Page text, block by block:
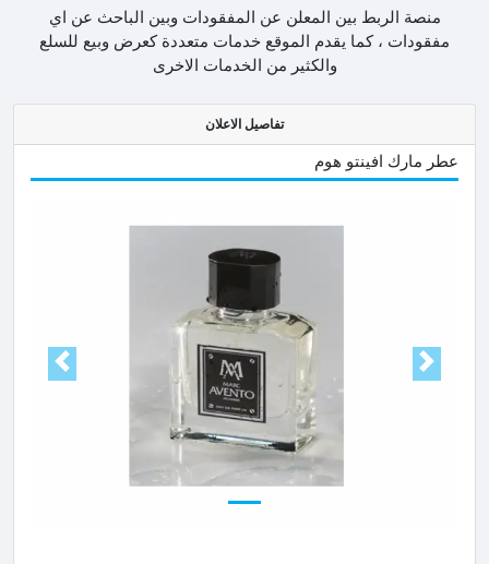
منصة الربط بين المعلن عن المفقودات وبين الباحث عن اي
مفقودات ، كما يقدم الموقع خدمات متعددة كعرض وبيع للسلع
والكثير من الخدمات الاخرى
تفاصيل الاعلان
عطر مارك افينتو هوم
Next Prev